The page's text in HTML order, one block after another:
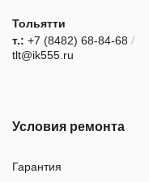
Тольятти
т.: +7 (8482) 68-84-68 /
tlt@ik555.ru
Условия ремонта
Гарантия